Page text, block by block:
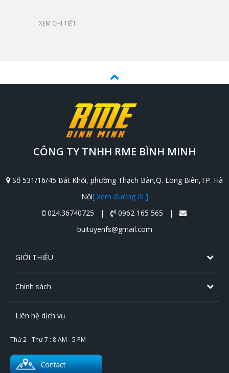
XEM CHI TIẾT
CÔNG TY TNHH RME BÌNH MINH
Số 531/16/45 Bát Khối, phường Thạch Bàn,Q. Long Biên,TP. Hà
Nội[ Xem đường đi ]
024.36740725 |
0962 165 565 |
buituyenfs@gmail.com
GIỚI THIỆU
Chính sách
Liên hệ dịch vụ
Thứ 2 - Thứ 7 : 8 AM - 5 PM